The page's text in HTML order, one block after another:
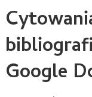
Google